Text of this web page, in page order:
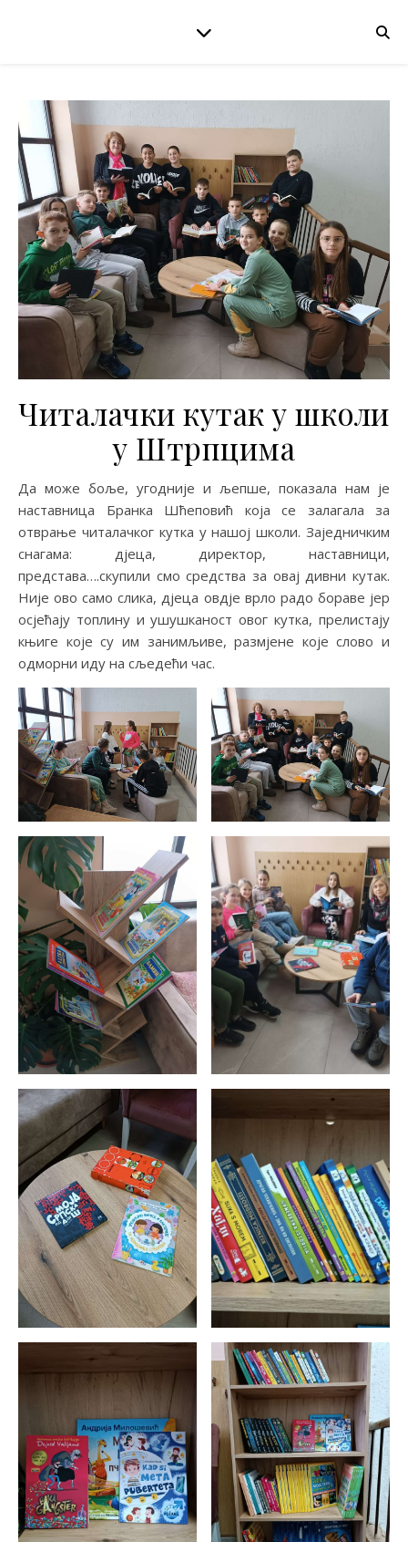
Читалачки кутак у школи
у Штрпцима
Да може боље, угодније и љепше, показала нам је
наставница Бранка Шћеповић која се залагала за
отврање читалачког кутка у нашој школи. Заједничким
снагама: дјеца, директор, наставници,
представа….скупили смо средства за овај дивни кутак.
Није ово само слика, дјеца овдје врло радо бораве јер
осјећају топлину и ушушканост овог кутка, прелистају
књиге које су им занимљиве, размјене које слово и
одморни иду на сљедећи час.